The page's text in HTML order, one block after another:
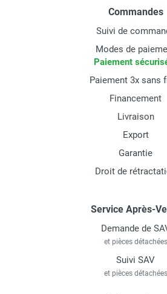
Commandes
Suivi de
Modes de
Paiement
Paiement 3x sans
Financement
Livraison
Export
Garantie
Droit de
Service Après-
Demande de
et pièces détachées
Suivi SAV
et pièces détachées